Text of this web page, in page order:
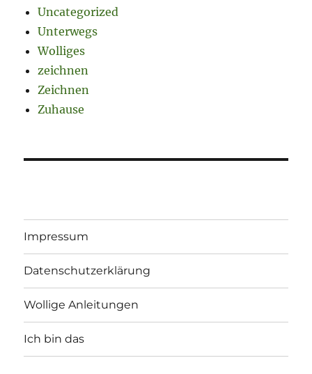
Uncategorized
Unterwegs
Wolliges
zeichnen
Zeichnen
Zuhause
Impressum
Datenschutzerklärung
Wollige Anleitungen
Ich bin das